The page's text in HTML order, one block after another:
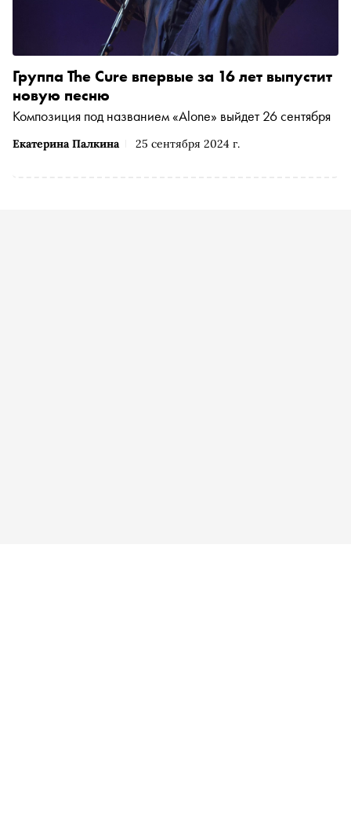
Екатерина Палкина 25 сентября 2024 г.
Группа The Cure впервые за 16 лет выпустит
новую песню
Композиция под названием «Alone» выйдет 26 сентября